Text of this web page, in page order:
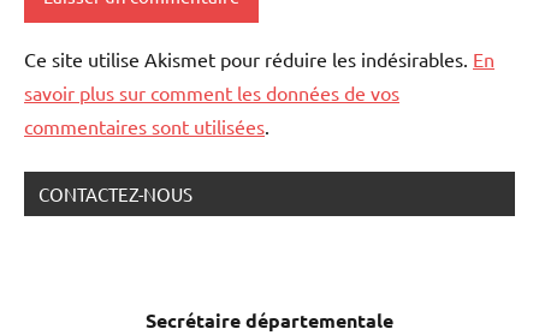
Ce site utilise Akismet pour réduire les indésirables. En
savoir plus sur comment les données de vos
commentaires sont utilisées.
CONTACTEZ-NOUS
Secrétairedépartementale